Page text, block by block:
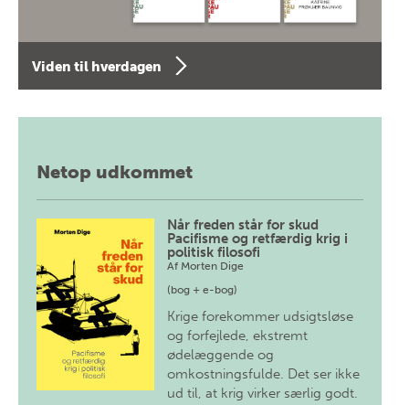
Viden til hverdagen
Netop udkommet
Når freden står for skud
Pacifisme og retfærdig krig i
politisk filosofi
Af Morten Dige
(bog + e-bog)
Krige forekommer udsigtsløse
og forfejlede, ekstremt
ødelæggende og
omkostningsfulde. Det ser ikke
ud til, at krig virker særlig godt.